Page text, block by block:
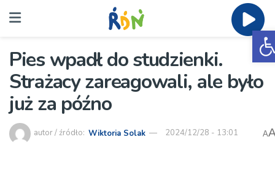
Pies wpadł do studzienki.
Strażacy zareagowali, ale było
już za późno
autor / źródło: Wiktoria Solak 2024/12/28 - 13:01 A